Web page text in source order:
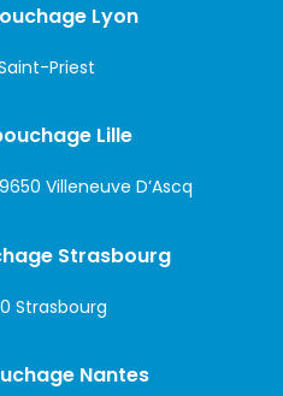
Lyon
Priest
Lille
Villeneuve D’Ascq
Strasbourg
Strasbourg
Nantes